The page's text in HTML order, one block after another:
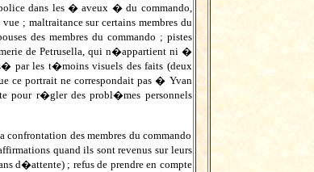
dans les � aveux � du commando,
; maltraitance sur certains membres du
des membres du commando ; pistes
de Petrusella, qui n�appartient ni �
par les t�moins visuels des faits (deux
ce portrait ne correspondait pas � Yvan
pour r�gler des probl�mes personnels
des membres du commando
quand ils sont revenus sur leurs
d�attente) ; refus de prendre en compte